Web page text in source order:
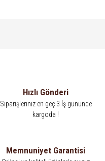
Hızlı Gönderi
Siparişleriniz en geç 3 İş gününde
kargoda !
Memnuniyet Garantisi